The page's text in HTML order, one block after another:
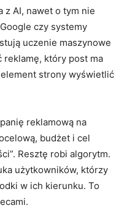
z AI, nawet o tym nie
czy systemy
uczenie maszynowe
reklamę, który post ma
strony wyświetlić
reklamową na
budżet i cel
Resztę robi algorytm.
użytkowników, którzy
w ich kierunku. To